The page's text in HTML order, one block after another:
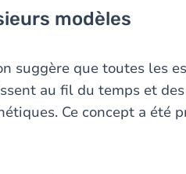
modèles
suggère que toutes les
au fil du temps et
Ce concept a été